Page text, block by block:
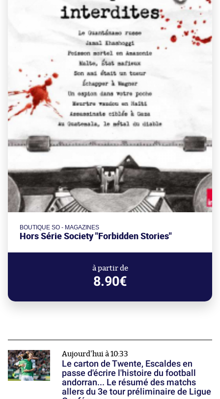
BOUTIQUE SO - MAGAZINES
Hors Série Society "Forbidden Stories"
à partir de
8.90€
Aujourd'hui à 10:33
Le carton de Twente, Escaldes en
passe d'écrire l'histoire du football
andorran... Le résumé des matchs
allers du 3e tour préliminaire de Ligue